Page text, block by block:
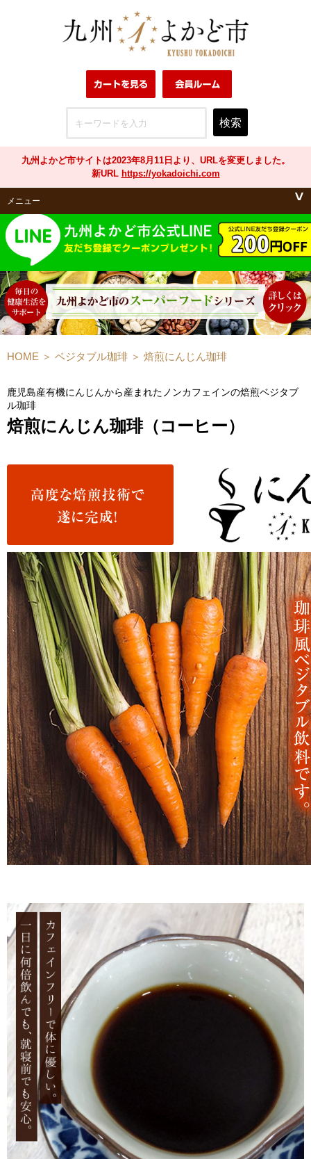
検索
九州よかど市サイトは2023年8月11日より、URLを変更しました。
新URL https://yokadoichi.com
メニュー
HOME ＞ ベジタブル珈琲 ＞ 焙煎にんじん珈琲
鹿児島産有機にんじんから産まれたノンカフェインの焙煎ベジタブ
ル珈琲
焙煎にんじん珈琲（コーヒー）